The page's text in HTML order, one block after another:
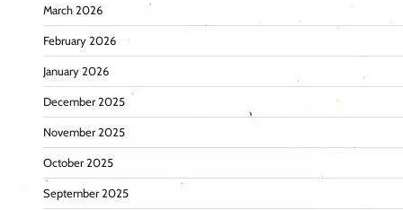
March 2026
February 2026
January 2026
December 2025
November 2025
October 2025
September 2025